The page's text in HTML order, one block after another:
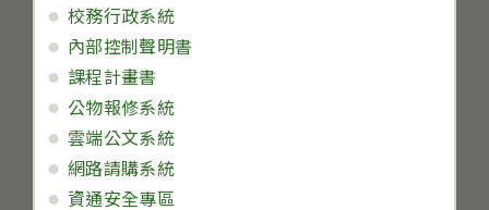
校務行政系統
內部控制聲明書
課程計畫書
公物報修系統
雲端公文系統
網路請購系統
資通安全專區